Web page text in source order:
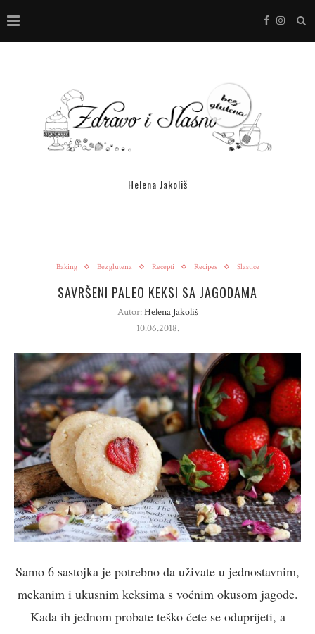
Helena Jakoliš
Baking Bez glutena Recepti Recipes Slastice
SAVRŠENI PALEO KEKSI SA JAGODAMA
Autor:Helena Jakoliš
10.06.2018.
Samo 6 sastojka je potrebno da uživate u jednostavnim,
mekanim i ukusnim keksima s voćnim okusom jagode.
Kada ih jednom probate teško ćete se oduprijeti, a